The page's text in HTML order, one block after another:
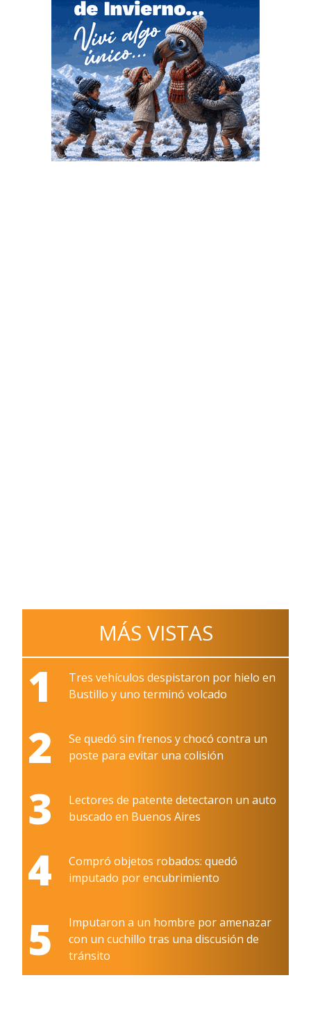
MÁS VISTAS
1
Tres vehículos despistaron por hielo en
Bustillo y uno terminó volcado
2
Se quedó sin frenos y chocó contra un
poste para evitar una colisión
3
Lectores de patente detectaron un auto
buscado en Buenos Aires
4
Compró objetos robados: quedó
imputado por encubrimiento
5
Imputaron a un hombre por amenazar
con un cuchillo tras una discusión de
tránsito